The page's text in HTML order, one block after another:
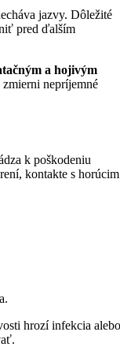
jazvy. Dôležité
pred ďalším
a hojivým
nepríjemné
k poškodeniu
kontakte s horúcim
hrozí infekcia alebo